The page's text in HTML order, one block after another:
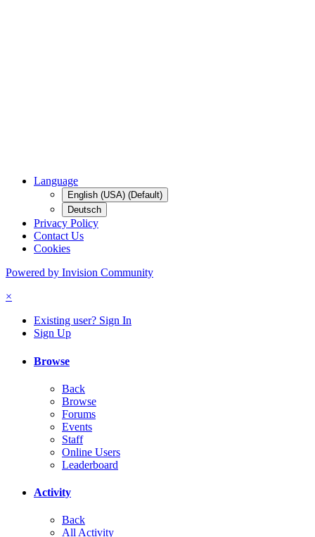
Language
English (USA) (Default)
Deutsch
Privacy Policy
Contact Us
Cookies
Powered by Invision Community
×
Existing user? Sign In
Sign Up
Browse
Back
Browse
Forums
Events
Staff
Online Users
Leaderboard
Activity
Back
All Activity